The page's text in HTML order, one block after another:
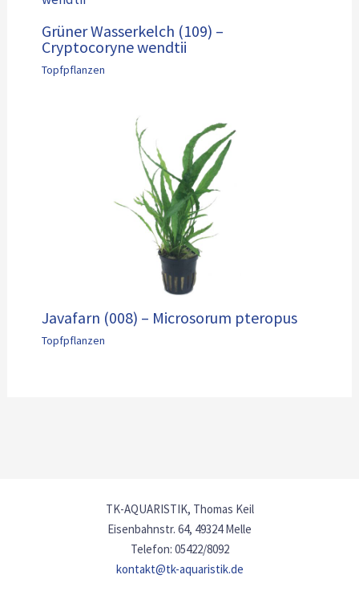
Grüner Wasserkelch (109) –
Cryptocoryne wendtii
Topfpflanzen
Javafarn (008) – Microsorum pteropus
Topfpflanzen
TK-AQUARISTIK, Thomas Keil
Eisenbahnstr. 64, 49324 Melle
Telefon: 05422/8092
kontakt@tk-aquaristik.de